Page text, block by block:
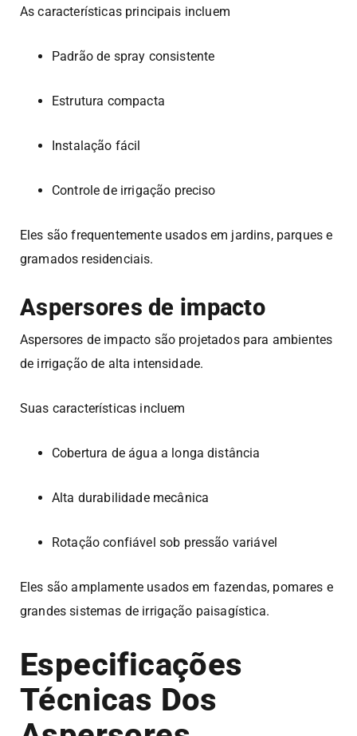
As características principais incluem
Padrão de spray consistente
Estrutura compacta
Instalação fácil
Controle de irrigação preciso
Eles são frequentemente usados em jardins, parques e
gramados residenciais.
Aspersores de impacto
Aspersores de impacto são projetados para ambientes
de irrigação de alta intensidade.
Suas características incluem
Cobertura de água a longa distância
Alta durabilidade mecânica
Rotação confiável sob pressão variável
Eles são amplamente usados em fazendas, pomares e
grandes sistemas de irrigação paisagística.
Especificações
Técnicas Dos